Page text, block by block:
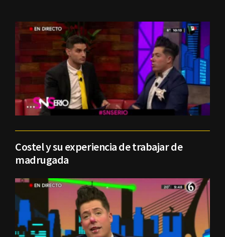
Costel y su experiencia de trabajar de
madrugada